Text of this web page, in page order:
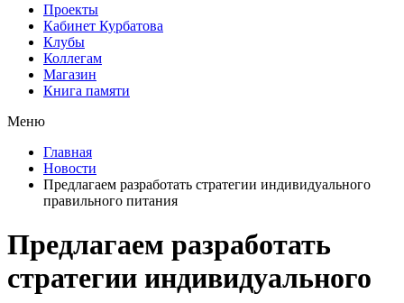
Проекты
Кабинет Курбатова
Клубы
Коллегам
Магазин
Книга памяти
Меню
Главная
Новости
Предлагаем разработать стратегии индивидуального
правильного питания
Предлагаем разработать
стратегии индивидуального